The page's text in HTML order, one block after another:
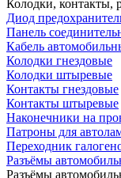
Колодки, контакты,
Диод
Панель
Кабель
Колодки гнездовые
Колодки штыревые
Контакты гнездовые
Контакты штыревые
Наконечники на
Патроны для
Переходник
Разъёмы
Разъёмы